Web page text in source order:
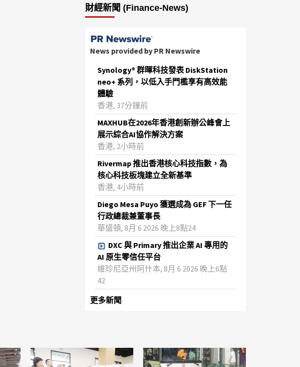
財經新聞 (Finance-News)
News provided by PR Newswire
Synology® 群暉科技發表 DiskStation
neo+ 系列，以低入手門檻享有高效能
體驗
香港, 37分鐘前
MAXHUB在2026年香港創新辦公峰會上
展示綜合AI協作解決方案
香港, 2小時前
Rivermap 推出香港核心科技指數，為
核心科技板塊建立全新基準
香港, 4小時前
Diego Mesa Puyo 獲選成為 GEF 下一任
行政總裁兼董事長
華盛頓, 8月 6 2026 晚上8點24
DXC 與 Primary 推出企業 AI 專用的
AI 原生零信任平台
維珍尼亞州阿什本, 8月 6 2026 晚上6點
42
更多新聞